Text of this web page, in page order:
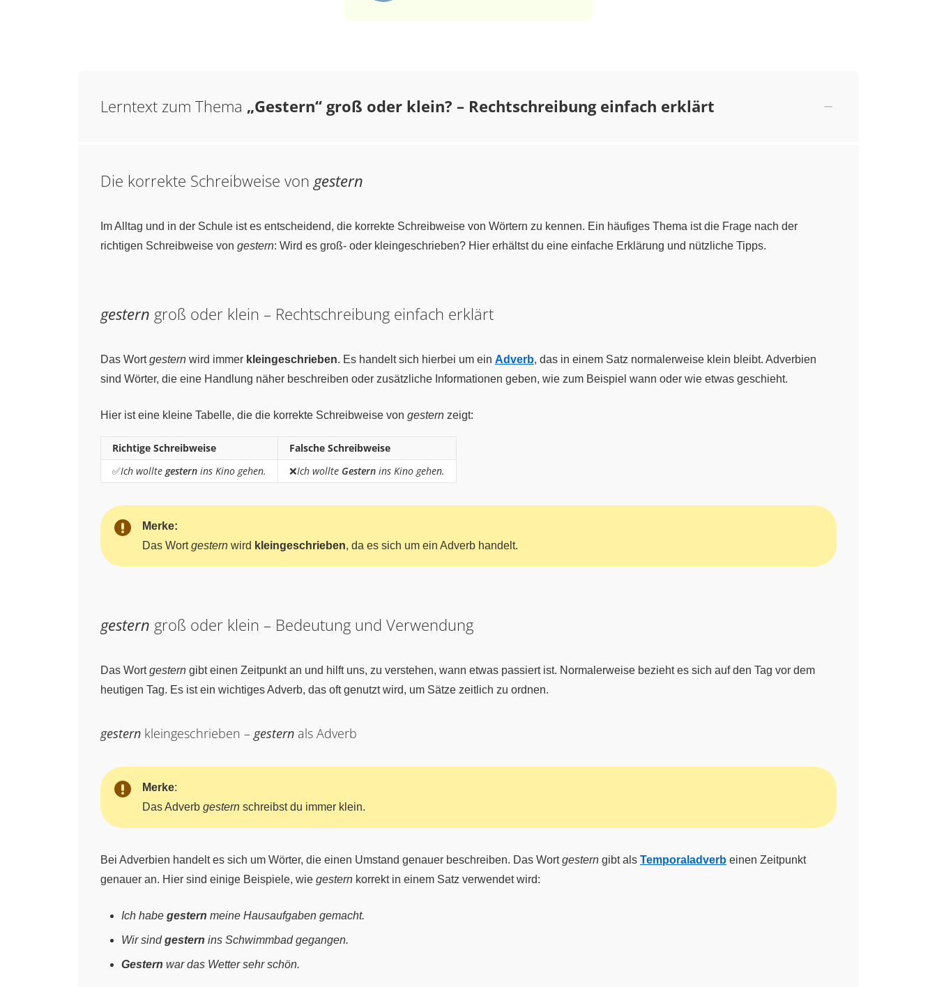
Lerntext zum Thema „Gestern“ groß oder klein? – Rechtschreibung einfach erklärt
Die korrekte Schreibweise von gestern
Im Alltag und in der Schule ist es entscheidend, die korrekte Schreibweise von Wörtern zu kennen. Ein häufiges Thema ist die Frage nach der
richtigen Schreibweise von gestern: Wird es groß- oder kleingeschrieben? Hier erhältst du eine einfache Erklärung und nützliche Tipps.
gestern groß oder klein – Rechtschreibung einfach erklärt
Das Wortgestern wird immer kleingeschrieben. Es handelt sich hierbei um ein Adverb, das in einem Satz normalerweise klein bleibt. Adverbien
sind Wörter, die eine Handlung näher beschreiben oder zusätzliche Informationen geben, wie zum Beispiel wann oder wie etwas geschieht.
Hier ist eine kleine Tabelle, die die korrekte Schreibweise von gestern zeigt:
Richtige Schreibweise
Falsche Schreibweise
✅Ich wollte gestern ins Kino gehen. ❌Ich wollte Gestern ins Kino gehen.
Merke:
Das Wortgestern wird kleingeschrieben, da es sich um ein Adverb handelt.
gestern groß oder klein – Bedeutung und Verwendung
Das Wortgestern gibt einen Zeitpunkt an und hilft uns, zu verstehen, wann etwas passiert ist. Normalerweise bezieht es sich auf den Tag vor dem
heutigen Tag. Es ist ein wichtiges Adverb, das oft genutzt wird, um Sätze zeitlich zu ordnen.
gestern kleingeschrieben – gestern als Adverb
Merke:
Das Adverb gestern schreibst du immer klein.
Bei Adverbien handelt es sich um Wörter, die einen Umstand genauer beschreiben. Das Wortgestern gibt als Temporaladverb einen Zeitpunkt
genauer an. Hier sind einige Beispiele, wie gestern korrekt in einem Satz verwendet wird:
Ich habe gestern meine Hausaufgaben gemacht.
Wir sindgestern ins Schwimmbad gegangen.
Gestern war das Wetter sehr schön.